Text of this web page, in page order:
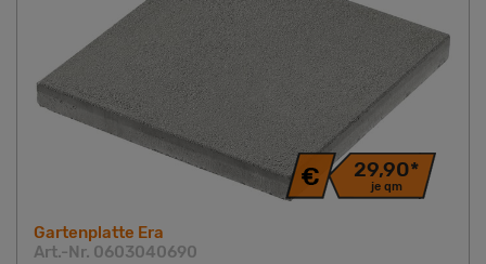
29,90*
je qm
Gartenplatte Era
Art.-Nr. 0603040690